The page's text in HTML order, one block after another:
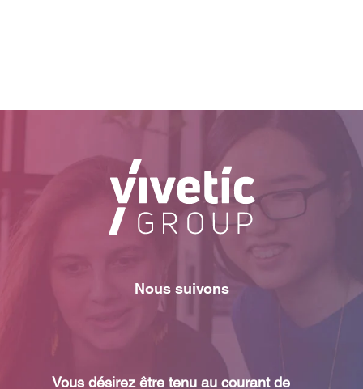
Nous suivons
Vous désirez être tenu au courant de